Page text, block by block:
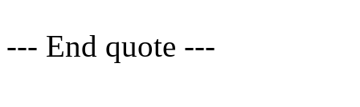
--- End quote ---